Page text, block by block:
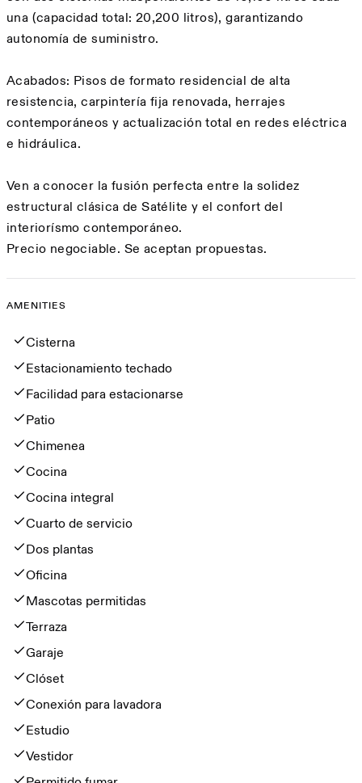
una (capacidad total: 20,200 litros), garantizando
autonomía de suministro.
Acabados: Pisos de formato residencial de alta
resistencia, carpintería fija renovada, herrajes
contemporáneos y actualización total en redes eléctrica
e hidráulica.
Ven a conocer la fusión perfecta entre la solidez
estructural clásica de Satélite y el confort del
interiorísmo contemporáneo.
Precio negociable. Se aceptan propuestas.
Amenities
AMENITIES
Cisterna
Estacionamiento techado
Facilidad para estacionarse
Patio
Chimenea
Cocina
Cocina integral
Cuarto de servicio
Dos plantas
Oficina
Mascotas permitidas
Terraza
Garaje
Clóset
Conexión para lavadora
Estudio
Vestidor